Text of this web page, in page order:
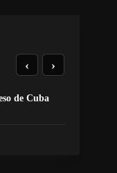
de Cuba
‹ ›